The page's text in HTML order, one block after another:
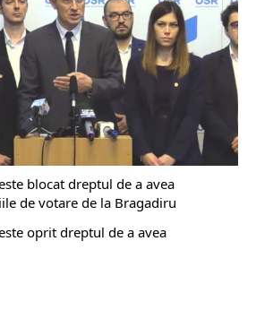
blocat dreptul de a avea
de votare de la Bragadiru
oprit dreptul de a avea